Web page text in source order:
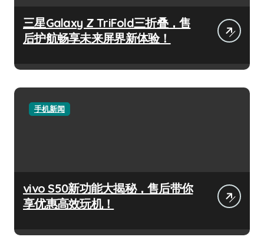
三星Galaxy Z TriFold三折叠，售
后护航畅享未来屏界新体验！
手机新闻
vivo S50新功能大揭秘，售后带你
享优惠高效玩机！